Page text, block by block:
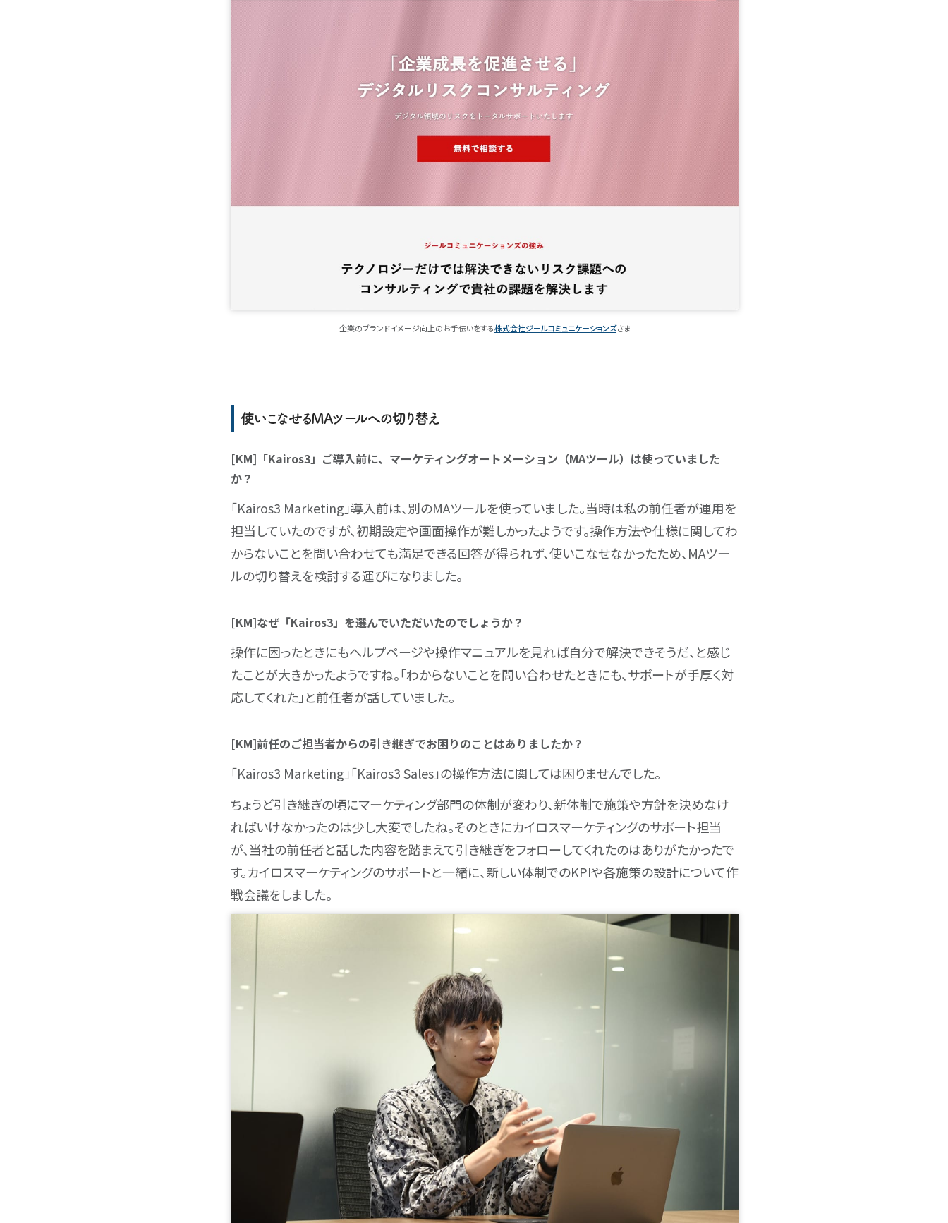
企業のブランドイメージ向上のお手伝いをする株式会社ジールコミュニケーションズさま
使いこなせるMAツールへの切り替え
[KM]「Kairos3」ご導入前に、マーケティングオートメーション（MAツール）は使っていました
か？
「Kairos3 Marketing」導入前は、別のMAツールを使っていました。当時は私の前任者が運用を
担当していたのですが、初期設定や画面操作が難しかったようです。操作方法や仕様に関してわ
からないことを問い合わせても満足できる回答が得られず、使いこなせなかったため、MAツー
ルの切り替えを検討する運びになりました。
[KM]なぜ「Kairos3」を選んでいただいたのでしょうか？
操作に困ったときにもヘルプページや操作マニュアルを見れば自分で解決できそうだ、と感じ
たことが大きかったようですね。「わからないことを問い合わせたときにも、サポートが手厚く対
応してくれた」と前任者が話していました。
[KM]前任のご担当者からの引き継ぎでお困りのことはありましたか？
「Kairos3 Marketing」「Kairos3 Sales」の操作方法に関しては困りませんでした。
ちょうど引き継ぎの頃にマーケティング部門の体制が変わり、新体制で施策や方針を決めなけ
ればいけなかったのは少し大変でしたね。そのときにカイロスマーケティングのサポート担当
が、当社の前任者と話した内容を踏まえて引き継ぎをフォローしてくれたのはありがたかったで
す。カイロスマーケティングのサポートと一緒に、新しい体制でのKPIや各施策の設計について作
戦会議をしました。